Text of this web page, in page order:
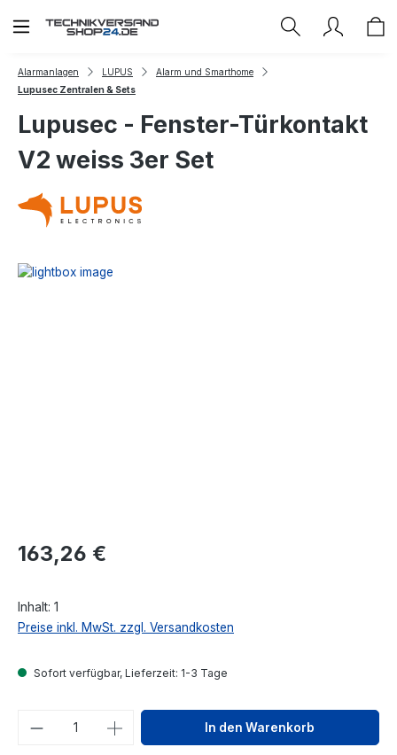
Zum Hauptinhalt springen
Alarmanlagen LUPUS
Alarm und Smarthome
Lupusec Zentralen & Sets
Lupusec - Fenster-Türkontakt
V2 weiss 3er Set
Regulärer Preis:
163,26 €
Inhalt: 1
Preise inkl. MwSt. zzgl. Versandkosten
Sofort verfügbar, Lieferzeit: 1-3 Tage
Produkt Anzahl: Gib denIn den Warenkorb